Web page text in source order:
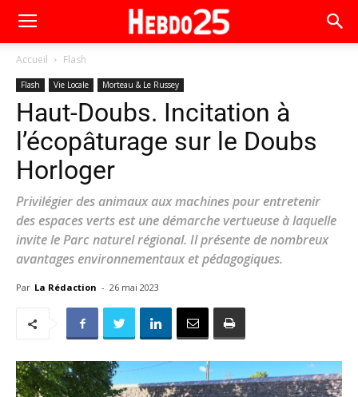
Accueil Flash
Flash Vie Locale Morteau & Le Russey
Haut-Doubs. Incitation à
l’écopâturage sur le Doubs
Horloger
Privilégier des animaux aux machines pour entretenir
des espaces verts est une démarche vertueuse à laquelle
invite le Parc naturel régional. Il présente de nombreux
avantages environnementaux et pédagogiques.
Par La Rédaction - 26 mai 2023